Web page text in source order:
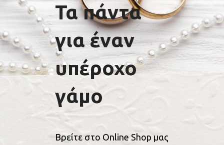
Τα πάντα
για έναν
υπέροχο
γάμο
Βρείτε στο Online Shop μας